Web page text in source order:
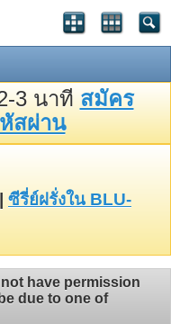
3 นาที สมัคร
สผ่าน
ซีรี่ย์ฝรั่งใน BLU-
have permission
due to one of